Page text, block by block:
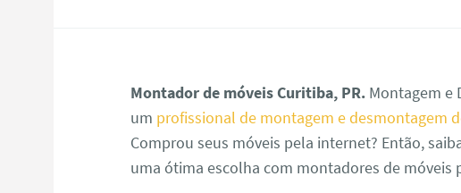
Montador de móveis Curitiba, PR. Montagem e
um profissional de montagem e desmontagem
Comprou seus móveis pela internet? Então,
uma ótima escolha com montadores de móveis